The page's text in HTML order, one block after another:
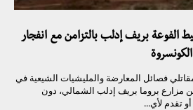
الفوعة بريف إدلب بالتزامن مع انفجار
فصائل المعارضة والمليشيات الشيعية في
مزارع بروما بريف إدلب الشمالي، دون
تقدم لأي...